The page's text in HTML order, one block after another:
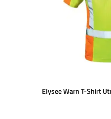
Elysee Warn T-Shirt